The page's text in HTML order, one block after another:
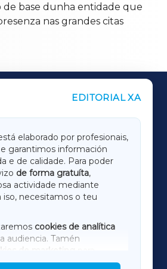
de base dunha entidade que
nas grandes citas
EDITORIAL XA
elaborado por profesionais,
garantimos información
e de calidade. Para poder
de forma gratuíta,
actividade mediante
iso, necesitamos o teu
cookies de analítica
audiencia. Tamén
de marketing
de terceiros.
LUGOXA
TERRACHAXA
AMARIÑAXA